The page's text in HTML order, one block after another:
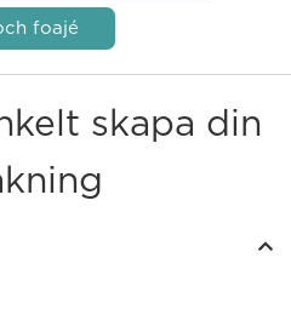
foajé
skapa din